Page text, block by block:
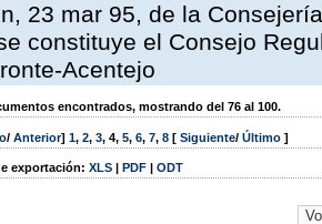
23 mar 95, de la
constituye el Consejo
Acentejo
encontrados, mostrando del 76 al 100.
/ Anterior] 1, 2, 3, 4, 5, 6, 7, 8 [ Siguiente/ Último ]
exportación: XLS | PDF | ODT